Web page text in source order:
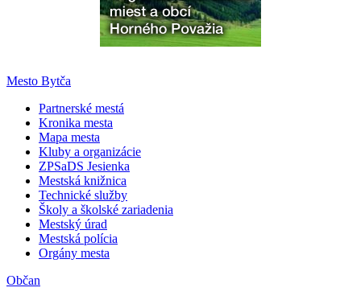
Mesto Bytča
Partnerské mestá
Kronika mesta
Mapa mesta
Kluby a organizácie
ZPSaDS Jesienka
Mestská knižnica
Technické služby
Školy a školské zariadenia
Mestský úrad
Mestská polícia
Orgány mesta
Občan